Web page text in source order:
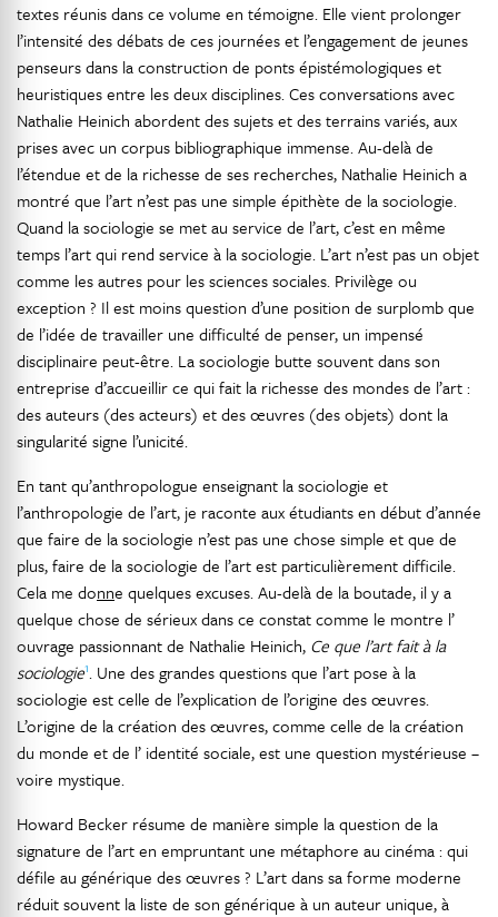
textes réunis dans ce volume en témoigne. Elle vient prolonger
l’intensité des débats de ces journées et l’engagement de jeunes
penseurs dans la construction de ponts épistémologiques et
heuristiques entre les deux disciplines. Ces conversations avec
Nathalie Heinich abordent des sujets et des terrains variés, aux
prises avec un corpus bibliographique immense. Au-delà de
l’étendue et de la richesse de ses recherches, Nathalie Heinich a
montré que l’art n’est pas une simple épithète de la sociologie.
Quand la sociologie se met au service de l’art, c’est en même
temps l’art qui rend service à la sociologie. L’art n’est pas un objet
comme les autres pour les sciences sociales. Privilège ou
exception ? Il est moins question d’une position de surplomb que
de l’idée de travailler une difficulté de penser, un impensé
disciplinaire peut-être. La sociologie butte souvent dans son
entreprise d’accueillir ce qui fait la richesse des mondes de l’art :
des auteurs (des acteurs) et des œuvres (des objets) dont la
singularité signe l’unicité.
En tant qu’anthropologue enseignant la sociologie et
l’anthropologie de l’art, je raconte aux étudiants en début d’année
que faire de la sociologie n’est pas une chose simple et que de
plus, faire de la sociologie de l’art est particulièrement difficile.
Cela me donne quelques excuses. Au-delà de la boutade, il y a
quelque chose de sérieux dans ce constat comme le montre l’
ouvrage passionnant de Nathalie Heinich, Ce que l’art fait à la
sociologie1. Une des grandes questions que l’art pose à la
sociologie est celle de l’explication de l’origine des œuvres.
L’origine de la création des œuvres, comme celle de la création
du monde et de l’ identité sociale, est une question mystérieuse –
voire mystique.
Howard Becker résume de manière simple la question de la
signature de l’art en empruntant une métaphore au cinéma : qui
défile au générique des œuvres ? L’art dans sa forme moderne
réduit souvent la liste de son générique à un auteur unique, à